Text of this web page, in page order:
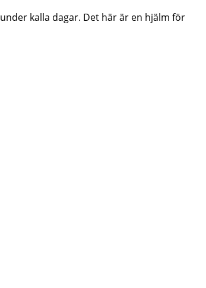
kalla dagar. Det här är en hjälm för